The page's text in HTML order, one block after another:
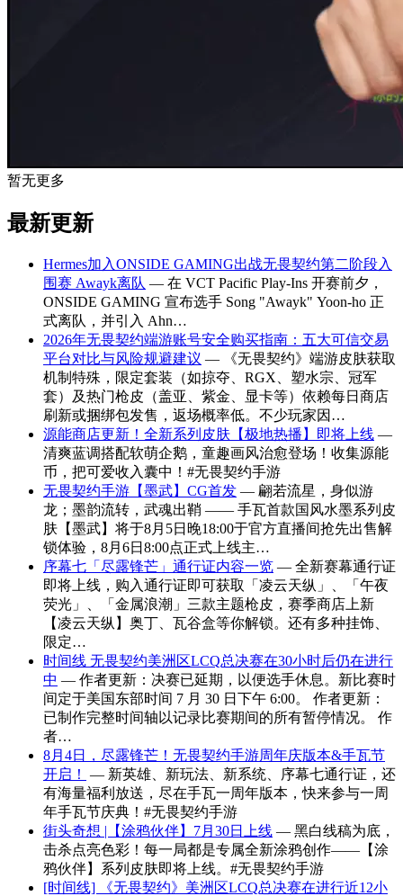
暂无更多
最新更新
Hermes加入ONSIDE GAMING出战无畏契约第二阶段入
围赛 Awayk离队 — 在 VCT Pacific Play-Ins 开赛前夕，
ONSIDE GAMING 宣布选手 Song "Awayk" Yoon-ho 正
式离队，并引入 Ahn…
2026年无畏契约端游账号安全购买指南：五大可信交易
平台对比与风险规避建议 — 《无畏契约》端游皮肤获取
机制特殊，限定套装（如掠夺、RGX、塑水宗、冠军
套）及热门枪皮（盖亚、紫金、显卡等）依赖每日商店
刷新或捆绑包发售，返场概率低。不少玩家因…
源能商店更新！全新系列皮肤【极地热播】即将上线 —
清爽蓝调搭配软萌企鹅，童趣画风治愈登场！收集源能
币，把可爱收入囊中！#无畏契约手游
无畏契约手游【墨武】CG首发 — 翩若流星，身似游
龙；墨韵流转，武魂出鞘 —— 手瓦首款国风水墨系列皮
肤【墨武】将于8月5日晚18:00于官方直播间抢先出售解
锁体验，8月6日8:00点正式上线主…
序幕七「尽露锋芒」通行证内容一览 — 全新赛幕通行证
即将上线，购入通行证即可获取「凌云天纵」、「午夜
荧光」、「金属浪潮」三款主题枪皮，赛季商店上新
【凌云天纵】奥丁、瓦谷盒等你解锁。还有多种挂饰、
限定…
时间线 无畏契约美洲区LCQ总决赛在30小时后仍在进行
中 — 作者更新：决赛已延期，以便选手休息。新比赛时
间定于美国东部时间 7 月 30 日下午 6:00。 作者更新：
已制作完整时间轴以记录比赛期间的所有暂停情况。 作
者…
8月4日，尽露锋芒！无畏契约手游周年庆版本&手瓦节
开启！
— 新英雄、新玩法、新系统、序幕七通行证，还
有海量福利放送，尽在手瓦一周年版本，快来参与一周
年手瓦节庆典！#无畏契约手游
街头奇想 |【涂鸦伙伴】7月30日上线 — 黑白线稿为底，
击杀点亮色彩！每一局都是专属全新涂鸦创作——【涂
鸦伙伴】系列皮肤即将上线。#无畏契约手游
[时间线] 《无畏契约》美洲区LCQ总决赛在进行近12小